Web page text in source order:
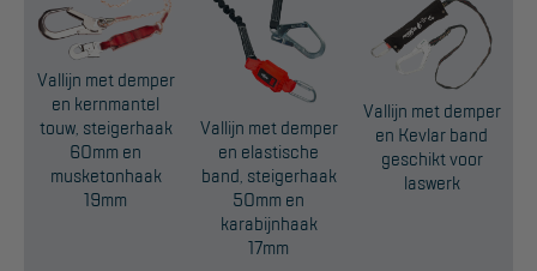
KEURING
Keuring en Inspectie
Ladders en trappen
Steigers
Valbeveiliging
Vallijn met demper
en kernmantel
touw, steigerhaak
60mm en
musketonhaak
19mm
Vallijn met demper
en elastische
band, steigerhaak
50mm en
karabijnhaak
17mm
Vallijn met demper
en Kevlar band
geschikt voor
laswerk